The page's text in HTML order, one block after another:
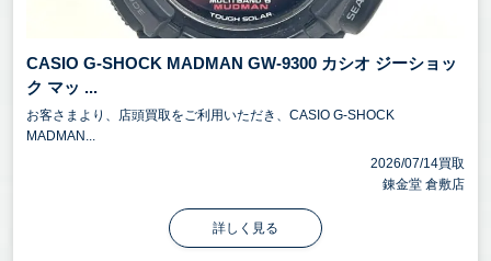
CASIO G-SHOCK MADMAN GW-9300 カシオ ジーショッ
ク マッ ...
お客さまより、店頭買取をご利用いただき、CASIO G-SHOCK
MADMAN...
2026/07/14買取
錬金堂 倉敷店
詳しく見る